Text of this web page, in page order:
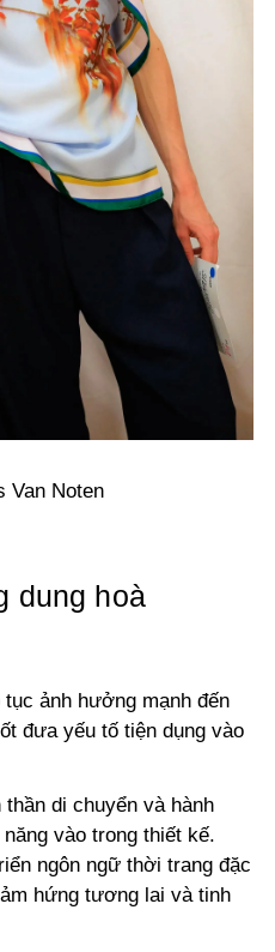
Van Noten
dung hoà
ảnh hưởng mạnh đến
đưa yếu tố tiện dụng vào
di chuyển và hành
vào trong thiết kế.
ngôn ngữ thời trang đặc
hứng tương lai và tinh